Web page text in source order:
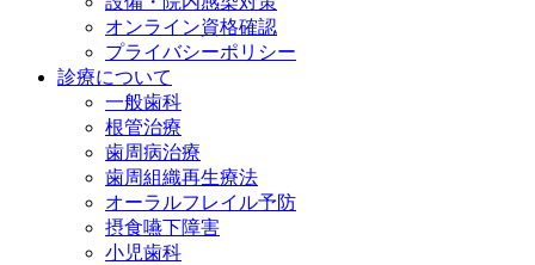
オンライン資格確認
プライバシーポリシー
診療について
一般歯科
根管治療
歯周病治療
歯周組織再生療法
オーラルフレイル予防
摂食嚥下障害
小児歯科